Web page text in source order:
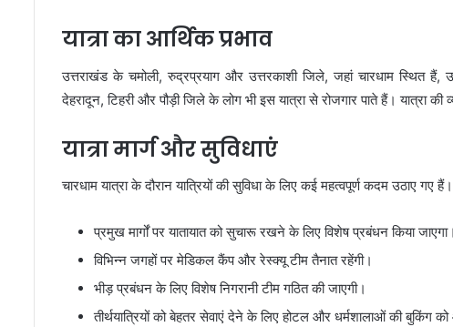
यात्रा का आर्थिक प्रभाव
उत्तराखंड के चमोली, रुद्रप्रयाग और उत्तरकाशी जिले, जहां चारधाम स्थित हैं,
देहरादून, टिहरी और पौड़ी जिले के लोग भी इस यात्रा से रोजगार पाते हैं। यात्रा
यात्रा मार्ग और सुविधाएं
चारधाम यात्रा के दौरान यात्रियों की सुविधा के लिए कई महत्वपूर्ण कदम उठाए गए हैं।
प्रमुख मार्गों पर यातायात को सुचारू रखने के लिए विशेष प्रबंधन किया जाएगा।
विभिन्न जगहों पर मेडिकल कैंप और रेस्क्यू टीम तैनात रहेंगी।
भीड़ प्रबंधन के लिए विशेष निगरानी टीम गठित की जाएगी।
तीर्थयात्रियों को बेहतर सेवाएं देने के लिए होटल और धर्मशालाओं की बुकिंग